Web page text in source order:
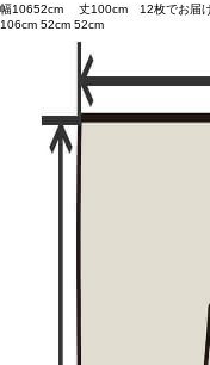
幅10652cm 丈100cm 12枚でお届
106cm 52cm 52cm